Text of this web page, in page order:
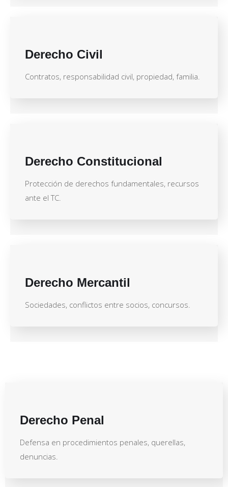
Derecho Civil
Contratos, responsabilidad civil, propiedad, familia.
Derecho Constitucional
Protección de derechos fundamentales, recursos
ante el TC.
Derecho Mercantil
Sociedades, conflictos entre socios, concursos.
Derecho Penal
Defensa en procedimientos penales, querellas,
denuncias.